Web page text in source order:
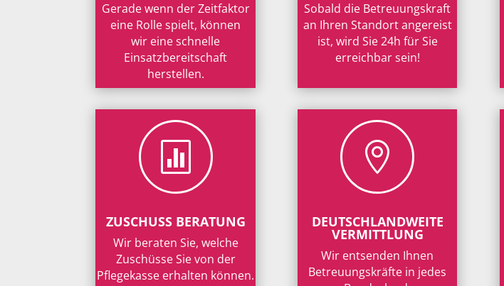
Gerade wenn der Zeitfaktor
eine Rolle spielt, können
wir eine schnelle
Einsatzbereitschaft
herstellen.

ZUSCHUSS BERATUNG
Wir beraten Sie, welche
Zuschüsse Sie von der
Pflegekasse erhalten können.
Sobald die Betreuungskraft
an Ihren Standort angereist
ist, wird Sie 24h für Sie
erreichbar sein!

DEUTSCHLANDWEITE
VERMITTLUNG
Wir entsenden Ihnen
Betreuungskräfte in jedes